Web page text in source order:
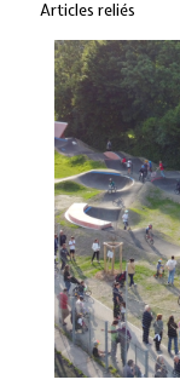
Articles reliés